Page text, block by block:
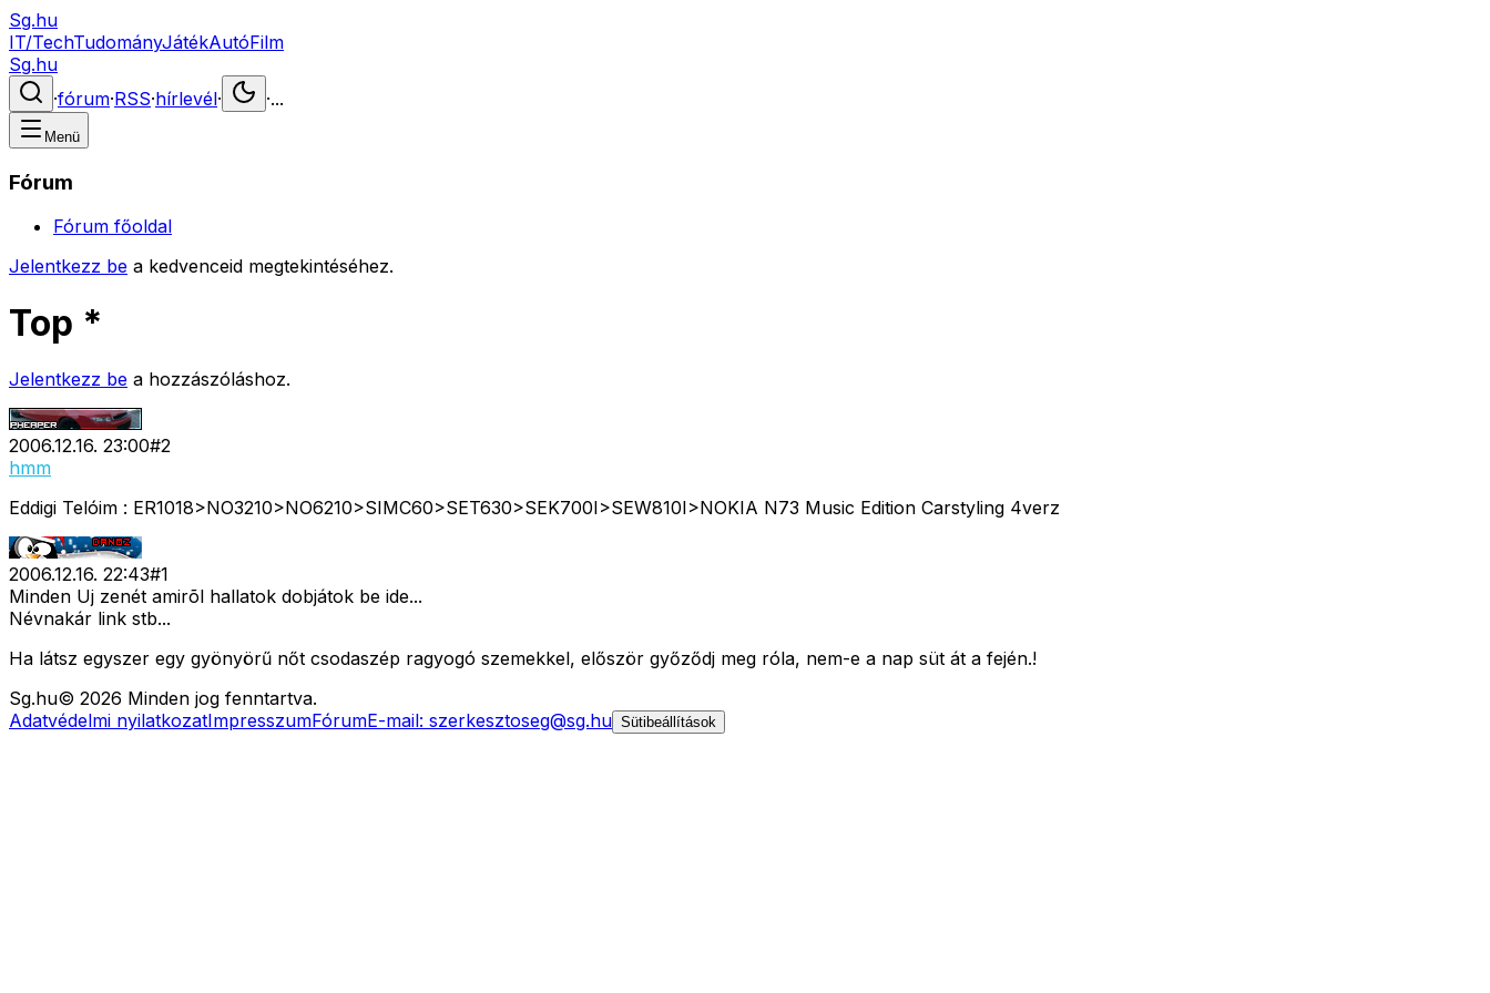
Sg.hu
IT/TechTudományJátékAutóFilm
Sg.hu
·fórum·RSS·hírlevél· ·...
Menü
Fórum
Fórum főoldal
Jelentkezz be a kedvenceid megtekintéséhez.
Top *
Jelentkezz be a hozzászóláshoz.
2006.12.16. 23:00#2
hmm
Eddigi Telóim : ER1018>NO3210>NO6210>SIMC60>SET630>SEK700I>SEW810I>NOKIA N73 Music Edition Carstyling 4verz
2006.12.16. 22:43#1
Minden Uj zenét amirõl hallatok dobjátok be ide...
Névnakár link stb...
Ha látsz egyszer egy gyönyörű nőt csodaszép ragyogó szemekkel, először győződj meg róla, nem-e a nap süt át a fején.!
Sg.hu© 2026 Minden jog fenntartva.
Adatvédelmi nyilatkozatImpresszumFórumE-mail: szerkesztoseg@sg.hu Sütibeállítások